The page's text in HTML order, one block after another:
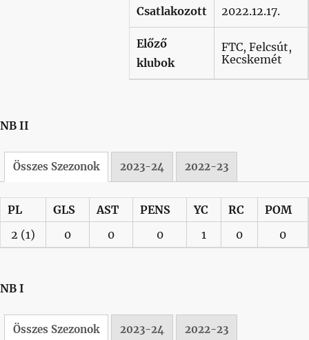
Csatlakozott 2022.12.17.
Előző
klubok
FTC, Felcsút,
Kecskemét
NB II
Összes Szezonok 2023-24 2022-23
PL GLS AST PENS YC RC
POM
2 (1) 0 0 0 1 0 0
NB I
Összes Szezonok 2023-24 2022-23